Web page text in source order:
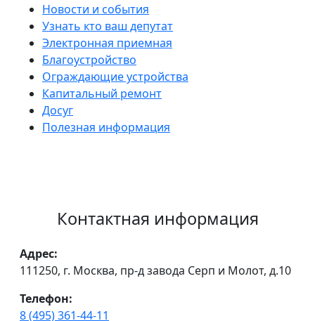
Новости и события
Узнать кто ваш депутат
Электронная приемная
Благоустройство
Ограждающие устройства
Капитальный ремонт
Досуг
Полезная информация
Контактная информация
Адрес:
111250, г. Москва, пр-д завода Серп и Молот, д.10
Телефон:
8 (495) 361-44-11